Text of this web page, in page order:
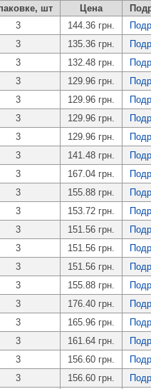
шт Цена
3 144.36 грн.
3 135.36 грн.
3 132.48 грн.
3 129.96 грн.
3 129.96 грн.
3 129.96 грн.
3 129.96 грн.
3 141.48 грн.
3 167.04 грн.
3 155.88 грн.
3 153.72 грн.
3 151.56 грн.
3 151.56 грн.
3 151.56 грн.
3 155.88 грн.
3 176.40 грн.
3 165.96 грн.
3 161.64 грн.
3 156.60 грн.
3 156.60 грн.